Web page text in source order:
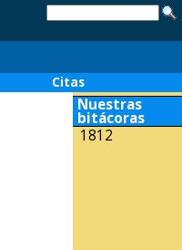
Citas
Nuestras
bitácoras
1812